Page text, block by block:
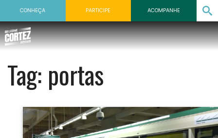
CONHEÇA PARTICIPE ACOMPANHE
Tag: portas